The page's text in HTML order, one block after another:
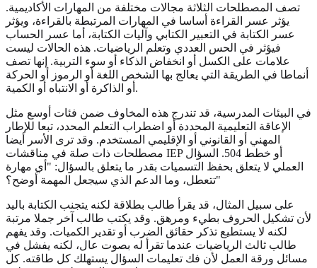
تصف المصطلحات الثلاثة مجالات مختلفة من المهارات الأكاديمية.
يؤثر عسر القراءة أساسا في المهارات المرتبطة بالقراءة، ويؤثر
عسر الكتابة في التعبير الكتابي وآليات الكتابة، أما عسر الحساب
فيؤثر في الحس العددي وتعلم الرياضيات. هذه الحالات ليست
علامات على الكسل أو انخفاض الذكاء أو سوء التربية. إنها تصف
أنماطا في الطريقة التي يعالج بها الشخص اللغة أو الرموز أو الحركة
أو الذاكرة أو الانتباه أو الكمية.
في البيئات المدرسية، قد تندرج هذه المخاوف ضمن فئات أوسع مثل
الإعاقة التعليمية المحددة أو اضطراب التعلم المحدد، تبعا للإطار
المهني أو القانوني أو الإقليمي المستخدم. وقد ترى الأسر أيضا
مصطلحات ذات صلة في مناقشات IEP أو خطط 504. السؤال
العملي لا يتعلق بحفظ التسميات بقدر ما يتعلق بالسؤال: "أي مهارة
تتعطل، وما الدعم الذي سيجعل المهمة أوضح؟"
على سبيل المثال، قد يقرأ طالب بطلاقة لكنه يتجنب الكتابة باليد
لأن تشكيل الحروف بطيء ومرهق. وقد يكتب طالب آخر جملا مرتبة
لكنه لا يستطيع تذكر حقائق الضرب أو تقدير الكميات. وقد يفهم
طالب ثالث الرياضيات عندما تقرأ له بصوت عال، لكنه يفشل في
مسائل ورقة العمل لأن فك تعليمات السؤال يستهلك كل طاقته. كل